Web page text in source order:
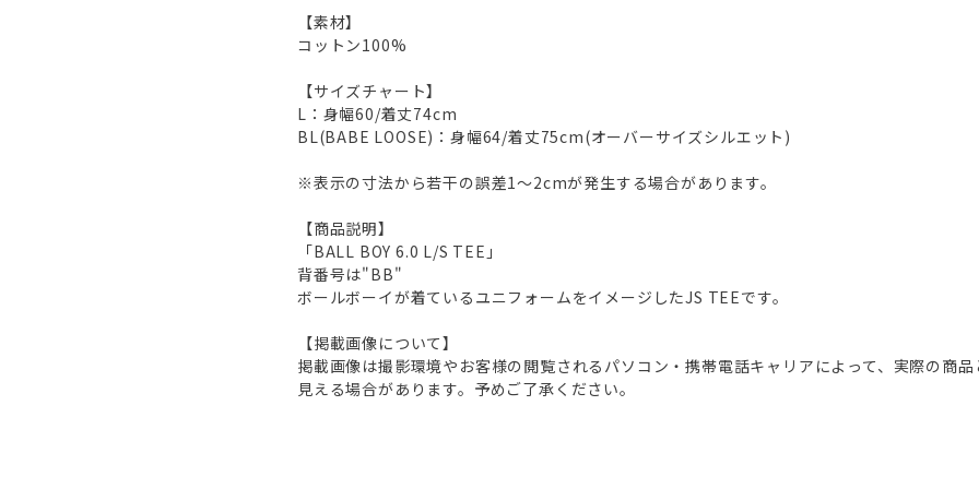
【素材】
コットン100%
【サイズチャート】
L：身幅60/着丈74cm
BL(BABE LOOSE)：身幅64/着丈75cm(オーバーサイズシルエット)
※表示の寸法から若干の誤差1～2cmが発生する場合があります。
【商品説明】
「BALL BOY 6.0 L/S TEE」
背番号は"BB"
ボールボーイが着ているユニフォームをイメージしたJS TEEです。
【掲載画像について】
掲載画像は撮影環境やお客様の閲覧されるパソコン・携帯電話キャリアによって、実際の商
見える場合があります。予めご了承ください。